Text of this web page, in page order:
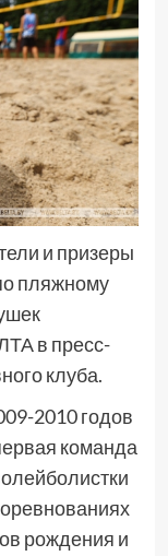
и призеры
пляжному
в пресс-
клуба.
2010 годов
команда
рождения и